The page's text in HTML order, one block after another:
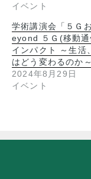
イベント
学術講演会「５Ｇ
eyond ５Ｇ(移動
インパクト ～生活
はどう変わるのか～
2024年8月29日
イベント